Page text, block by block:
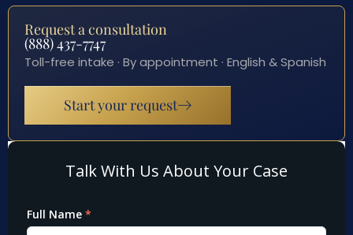
Request a consultation
(888) 437-7747
Toll-free intake · By appointment · English & Spanish
Start your request